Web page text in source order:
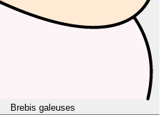
Brebis galeuses